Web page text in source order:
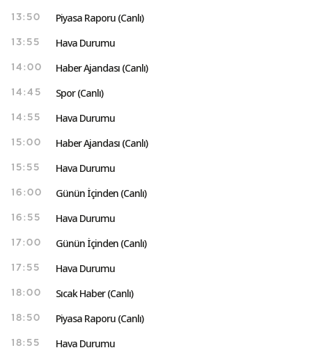
13:50 Piyasa Raporu (Canlı)
13:55 Hava Durumu
14:00 Haber Ajandası (Canlı)
14:45 Spor (Canlı)
14:55 Hava Durumu
15:00 Haber Ajandası (Canlı)
15:55 Hava Durumu
16:00 Günün İçinden (Canlı)
16:55 Hava Durumu
17:00 Günün İçinden (Canlı)
17:55 Hava Durumu
18:00 Sıcak Haber (Canlı)
18:50 Piyasa Raporu (Canlı)
18:55 Hava Durumu